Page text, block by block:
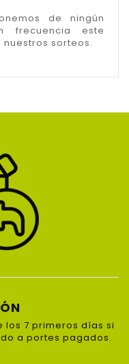
de ningún
frecuencia este
sorteos.
los 7 primeros días si
a portes pagados.